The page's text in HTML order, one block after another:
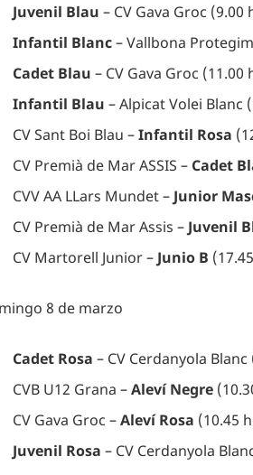
Juvenil Blau – CV Gava Groc (9.00
Infantil Blanc– Vallbona
Cadet Blau – CV Gava Groc (11.00
Infantil Blau – Alpicat Volei Blanc
CV Sant Boi Blau –Infantil Rosa
CV Premià de Mar ASSIS – Cadet
CVV AA LLars Mundet – Junior
CV Premià de Mar Assis – Juvenil
CV Martorell Junior – Junio B
8 de marzo
Cadet Rosa – CV Cerdanyola
CVB U12 Grana –Aleví Negre
CV Gava Groc –Aleví Rosa (10.45
Juvenil Rosa – CV Cerdanyola